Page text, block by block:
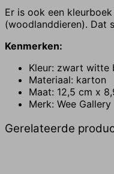
Er is ook een
(woodlanddieren). Dat
Kenmerken:
Kleur: zwart witte
Materiaal: karton
Maat: 12,5 cm x
Merk: Wee Gallery
Gerelateerde